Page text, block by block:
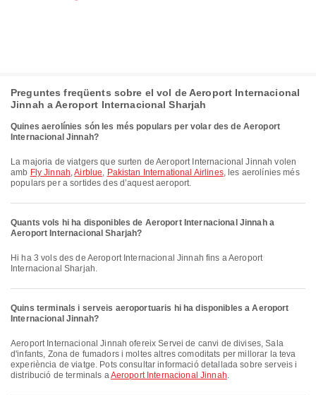
Preguntes freqüents sobre el vol de Aeroport Internacional
Jinnah a Aeroport Internacional Sharjah
Quines aerolínies són les més populars per volar des de Aeroport
Internacional Jinnah?
La majoria de viatgers que surten de Aeroport Internacional Jinnah volen
amb Fly Jinnah,Airblue, Pakistan International Airlines, les aerolínies més
populars per a sortides des d’aquest aeroport.
Quants vols hi ha disponibles de Aeroport Internacional Jinnah a
Aeroport Internacional Sharjah?
Hi ha 3 vols des de Aeroport Internacional Jinnah fins a Aeroport
Internacional Sharjah.
Quins terminals i serveis aeroportuaris hi ha disponibles a Aeroport
Internacional Jinnah?
Aeroport Internacional Jinnah ofereix Servei de canvi de divises, Sala
d'infants, Zona de fumadors i moltes altres comoditats per millorar la teva
experiència de viatge. Pots consultar informació detallada sobre serveis i
distribució de terminals aAeroport Internacional Jinnah.